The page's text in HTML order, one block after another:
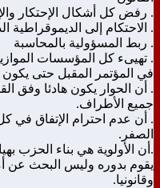
. رفض كل أشكال الإحتكار
. الاحتكام إلى الديموقراطية
. ربط المسؤولية بالمحاسبة
. تهيىء كل المؤسسات
في المؤتمر المقبل حتى يكون
. أن الحوار يكون هادئا وفق
جميع الأطراف.
. أن عدم احترام الإتفاق في
الصفر.
.أن الأولوية هي بناء الحزب
يقوم بدوره وليس البحث عن
وقانونيا.